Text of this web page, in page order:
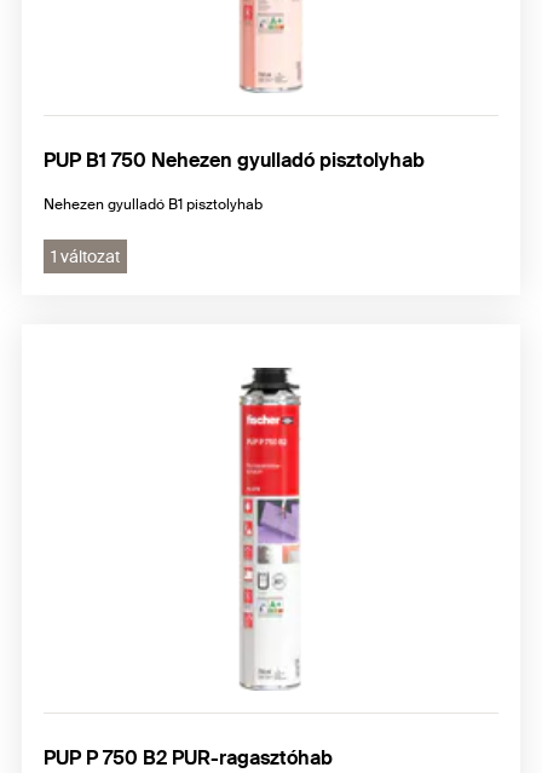
PUP B1 750 Nehezen gyulladó pisztolyhab
Nehezen gyulladó B1 pisztolyhab
1 változat
PUP P 750 B2 PUR-ragasztóhab